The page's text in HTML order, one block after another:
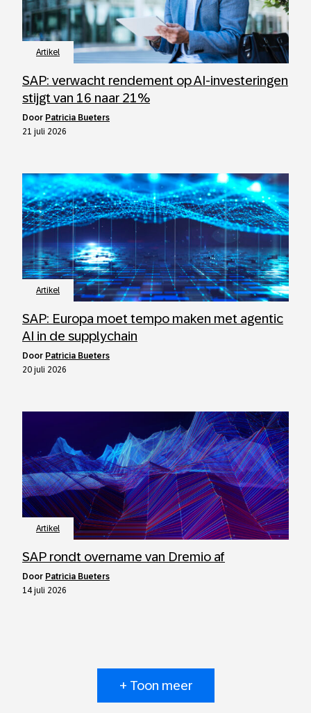
Artikel
SAP: verwacht rendement op AI-investeringen
stijgt van 16 naar 21%
door Patricia Bueters
21 juli 2026
Artikel
SAP: Europa moet tempo maken met agentic
AI in de supplychain
door Patricia Bueters
20 juli 2026
Artikel
SAP rondt overname van Dremio af
door Patricia Bueters
14 juli 2026
+ Toon meer